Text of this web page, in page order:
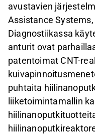
avustavien
Assistance
Diagnostiikassa
anturit ovat
patentoimat CNT-
puhtaita
liiketoimintamallin